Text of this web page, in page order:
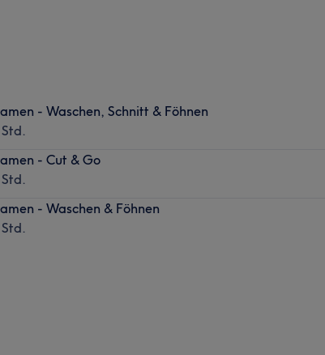
- Waschen, Schnitt & Föhnen
Std.
- Cut & Go
Std.
- Waschen & Föhnen
Std.